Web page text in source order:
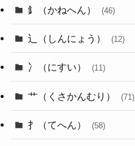
釒（かねへん） (46)
辶（しんにょう） (12)
冫（にすい） (11)
艹（くさかんむり） (71)
扌（てへん） (58)